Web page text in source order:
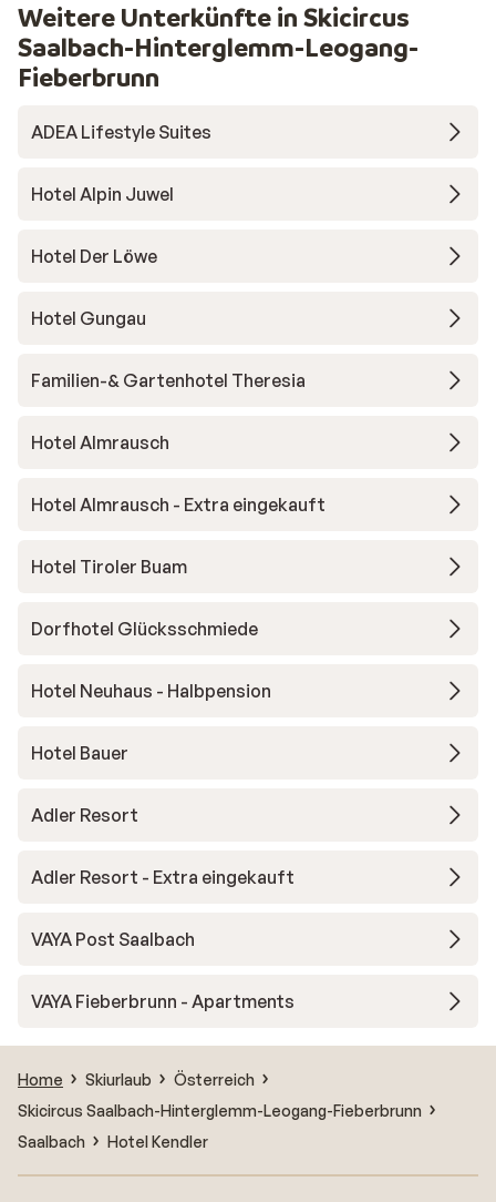
Weitere Unterkünfte in Skicircus
Saalbach-Hinterglemm-Leogang-
Fieberbrunn
ADEA Lifestyle Suites
Hotel Alpin Juwel
Hotel Der Löwe
Hotel Gungau
Familien-& Gartenhotel Theresia
Hotel Almrausch
Hotel Almrausch - Extra eingekauft
Hotel Tiroler Buam
Dorfhotel Glücksschmiede
Hotel Neuhaus - Halbpension
Hotel Bauer
Adler Resort
Adler Resort - Extra eingekauft
VAYA Post Saalbach
VAYA Fieberbrunn - Apartments
Home Skiurlaub
Österreich
Skicircus Saalbach-Hinterglemm-Leogang-Fieberbrunn
Saalbach
Hotel Kendler